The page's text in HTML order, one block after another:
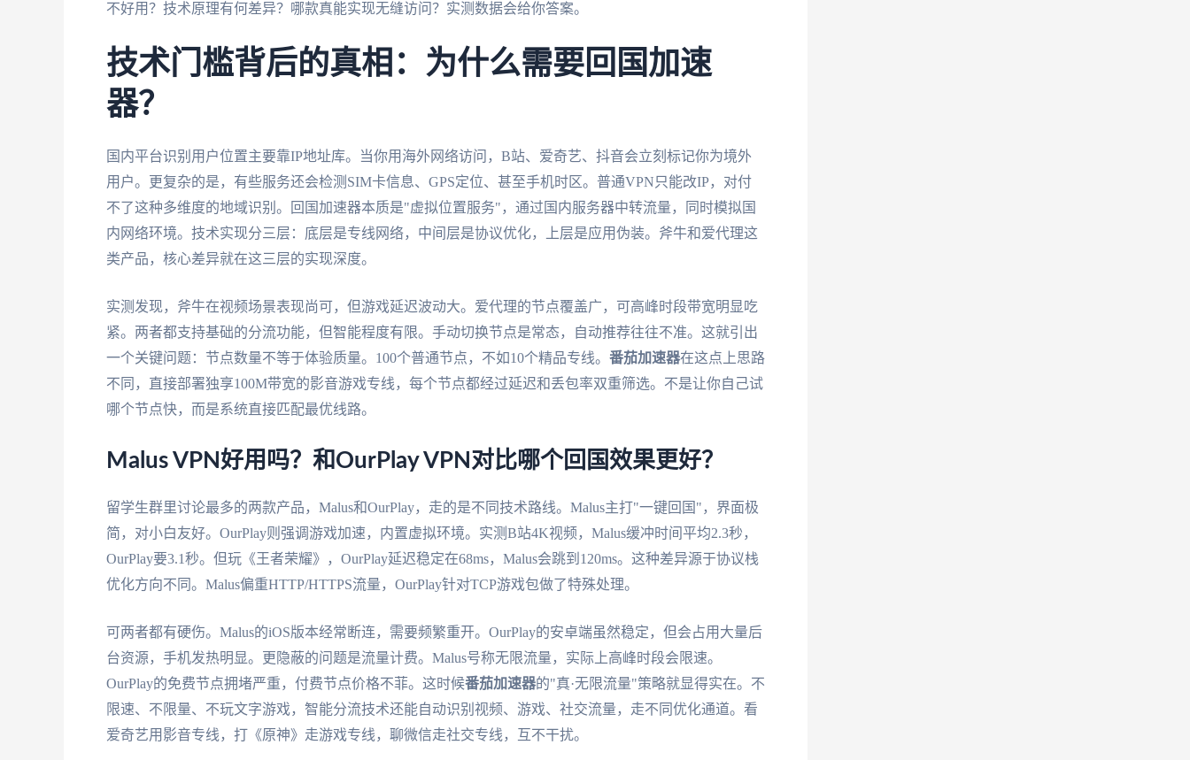
不好用？技术原理有何差异？哪款真能实现无缝访问？实测数据会给你答案。
技术门槛背后的真相：为什么需要回国加速
器？
国内平台识别用户位置主要靠IP地址库。当你用海外网络访问，B站、爱奇艺、抖音会立刻标记你为境外
用户。更复杂的是，有些服务还会检测SIM卡信息、GPS定位、甚至手机时区。普通VPN只能改IP，对付
不了这种多维度的地域识别。回国加速器本质是"虚拟位置服务"，通过国内服务器中转流量，同时模拟国
内网络环境。技术实现分三层：底层是专线网络，中间层是协议优化，上层是应用伪装。斧牛和爱代理这
类产品，核心差异就在这三层的实现深度。
实测发现，斧牛在视频场景表现尚可，但游戏延迟波动大。爱代理的节点覆盖广，可高峰时段带宽明显吃
紧。两者都支持基础的分流功能，但智能程度有限。手动切换节点是常态，自动推荐往往不准。这就引出
一个关键问题：节点数量不等于体验质量。100个普通节点，不如10个精品专线。 番茄加速器在这点上思路
不同，直接部署独享100M带宽的影音游戏专线，每个节点都经过延迟和丢包率双重筛选。不是让你自己试
哪个节点快，而是系统直接匹配最优线路。
Malus VPN好用吗？和OurPlay VPN对比哪个回国效果更好？
留学生群里讨论最多的两款产品，Malus和OurPlay，走的是不同技术路线。Malus主打"一键回国"，界面极
简，对小白友好。OurPlay则强调游戏加速，内置虚拟环境。实测B站4K视频，Malus缓冲时间平均2.3秒，
OurPlay要3.1秒。但玩《王者荣耀》，OurPlay延迟稳定在68ms，Malus会跳到120ms。这种差异源于协议栈
优化方向不同。Malus偏重HTTP/HTTPS流量，OurPlay针对TCP游戏包做了特殊处理。
可两者都有硬伤。Malus的iOS版本经常断连，需要频繁重开。OurPlay的安卓端虽然稳定，但会占用大量后
台资源，手机发热明显。更隐蔽的问题是流量计费。Malus号称无限流量，实际上高峰时段会限速。
OurPlay的免费节点拥堵严重，付费节点价格不菲。这时候番茄加速器的"真·无限流量"策略就显得实在。不
限速、不限量、不玩文字游戏，智能分流技术还能自动识别视频、游戏、社交流量，走不同优化通道。看
爱奇艺用影音专线，打《原神》走游戏专线，聊微信走社交专线，互不干扰。